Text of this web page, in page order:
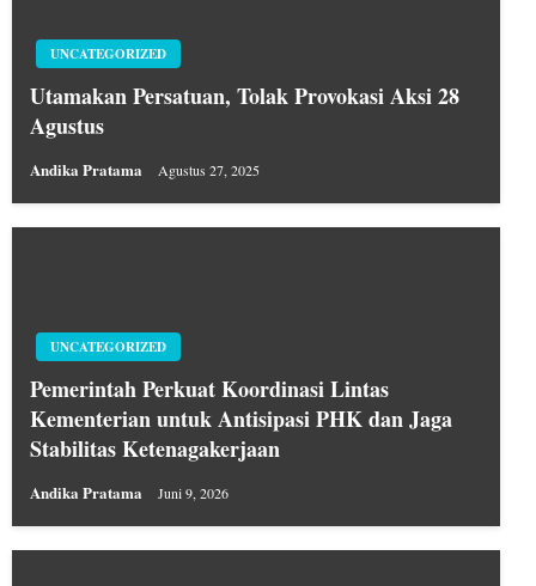
UNCATEGORIZED
Utamakan Persatuan, Tolak Provokasi Aksi 28
Agustus
Andika Pratama Agustus 27, 2025
UNCATEGORIZED
Pemerintah Perkuat Koordinasi Lintas
Kementerian untuk Antisipasi PHK dan Jaga
Stabilitas Ketenagakerjaan
Andika Pratama Juni 9, 2026